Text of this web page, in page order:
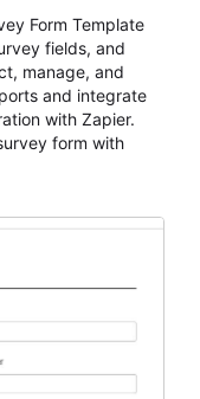
Form Template
fields, and
manage, and
and integrate
with Zapier.
form with